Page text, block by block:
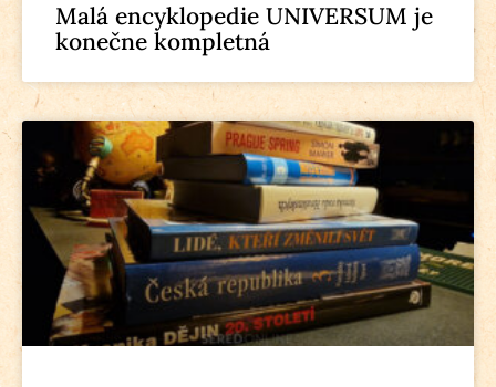
Malá encyklopedie UNIVERSUM je
konečne kompletná